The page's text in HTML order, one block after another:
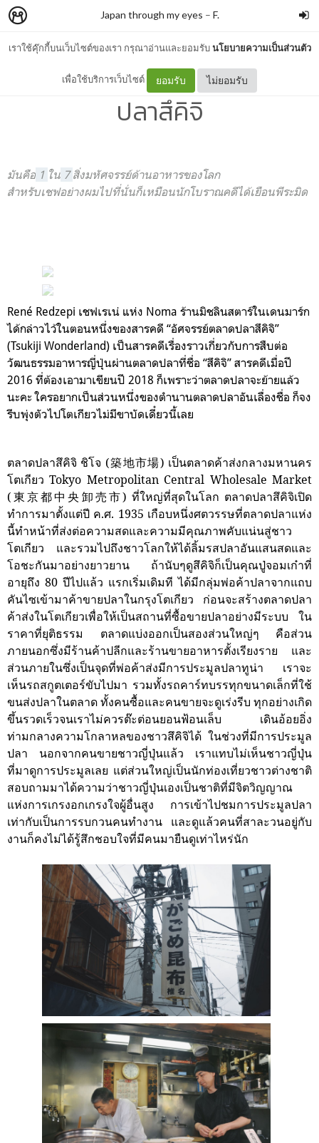
เราใช้คุ๊กกี้บนเว็บไซต์ของเรา กรุณาอ่านและยอมรับนโยบายความเป็นส่วนตัว
เพื่อใช้บริการเว็บไซต์ ยอมรับ ไม่ยอมรับ
Japan through my eyes – F.
Tsukiji fish market ตลาด
ปลาสึคิจิ
มันคือ 1 ใน 7สิ่งมหัศจรรย์ด้านอาหารของโลก
สำหรับเชฟอย่างผมไปที่นั่นก็เหมือนนักโบราณคดีได้เยือนพีระมิด
René Redzepi เชฟเรเน่ แห่ง Noma ร้านมิชลินสตาร์ในเดนมาร์ก
ได้กล่าวไว้ในตอนหนึ่งของสารคดี “อัศจรรย์ตลาดปลาสึคิจิ”
(Tsukiji Wonderland) เป็นสารคดีเรื่องราวเกี่ยวกับการสืบต่อ
วัฒนธรรมอาหารญี่ปุ่นผ่านตลาดปลาที่ชื่อ “สึคิจิ” สารคดีเมื่อปี
2016 ที่ต้องเอามาเขียนปี 2018 ก็เพราะว่าตลาดปลาจะย้ายแล้ว
นะคะ ใครอยากเป็นส่วนหนึ่งของตำนานตลาดปลาอันเลื่องชื่อ ก็จง
รีบพุ่งตัวไปโตเกียวไม่มีขาบัดเดี๋ยวนี้เลย
ตลาดปลาสึคิจิ ชิโจ (築地市場) เป็นตลาดค้าส่งกลางมหานคร
โตเกียว Tokyo Metropolitan Central Wholesale Market
(東京都中央卸売市) ที่ใหญ่ที่สุดในโลก ตลาดปลาสึคิจิเปิด
ทำการมาตั้งแต่ปี ค.ศ. 1935 เกือบหนึ่งศตวรรษที่ตลาดปลาแห่ง
นี้ทำหน้าที่ส่งต่อความสดและความมีคุณภาพคับแน่นสู่ชาว
โตเกียว และรวมไปถึงชาวโลกให้ได้ลิ้มรสปลาอันแสนสดและ
โอชะกันมาอย่างยาวยาน ถ้านับๆดูสึคิจิก็เป็นคุณปู่จอมเก๋าที่
อายุถึง 80 ปีไปแล้ว แรกเริ่มเดิมที ได้มีกลุ่มพ่อค้าปลาจากแถบ
คันไซเข้ามาค้าขายปลาในกรุงโตเกียว ก่อนจะสร้างตลาดปลา
ค้าส่งในโตเกียวเพื่อให้เป็นสถานที่ซื้อขายปลาอย่างมีระบบ ใน
ราคาที่ยุติธรรม ตลาดแบ่งออกเป็นสองส่วนใหญ่ๆ คือส่วน
ภายนอกซึ่งมีร้านค้าปลีกและร้านขายอาหารตั้งเรียงราย และ
ส่วนภายในซึ่งเป็นจุดที่พ่อค้าส่งมีการประมูลปลาทูน่า เราจะ
เห็นรถสกูตเตอร์ขับไปมา รวมทั้งรถคาร์ทบรรทุกขนาดเล็กที่ใช้
ขนส่งปลาในตลาด ทั้งคนซื้อและคนขายจะดูเร่งรีบ ทุกอย่างเกิด
ขึ้นรวดเร็วจนเราไม่ควรต๊ะต่อนยอนฟ้อนเล็บ เดินอ้อยอิ่ง
ท่ามกลางความโกลาหลของชาวสึคิจิได้ ในช่วงที่มีการประมูล
ปลา นอกจากคนขายชาวญี่ปุ่นแล้ว เราแทบไม่เห็นชาวญี่ปุ่น
ที่มาดูการประมูลเลย แต่ส่วนใหญ่เป็นนักท่องเที่ยวชาวต่างชาติ
สอบถามมาได้ความว่าชาวญี่ปุ่นเองเป็นชาติที่มีจิตวิญญาณ
แห่งการเกรงอกเกรงใจผู้อื่นสูง การเข้าไปชมการประมูลปลา
เท่ากับเป็นการรบกวนคนทำงาน และดูแล้วคนที่สาละวนอยู่กับ
งานก็คงไม่ได้รู้สึกชอบใจที่มีคนมายืนดูเท่าไหร่นัก